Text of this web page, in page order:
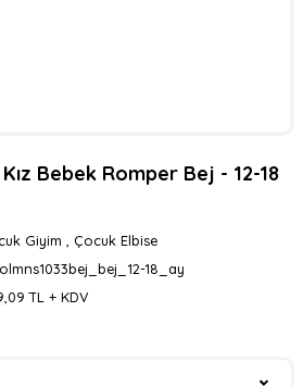
Bebek Romper Bej - 12-18
Giyim
Çocuk Elbise
18_ay
TL + KDV